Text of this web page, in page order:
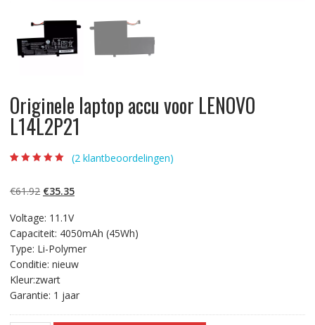
Originele laptop accu voor LENOVO
L14L2P21
gebaseerd op
klantbeoordelinge
(2 klantbeoordelingen)
€61.92 Oorspronkelijke
was:
€61.92.
€35.35Huidige
€35.35.
Voltage: 11.1V
Capaciteit: 4050mAh (45Wh)
Type: Li-Polymer
Conditie: nieuw
Kleur:zwart
Garantie: 1 jaar